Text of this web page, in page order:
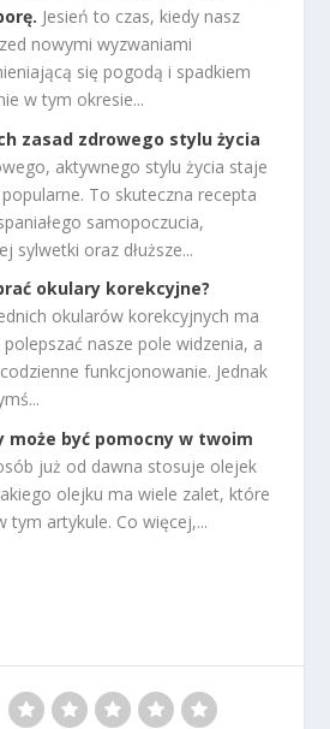
Jesień to czas, kiedy nasz
nowymi wyzwaniami
się pogodą i spadkiem
w tym okresie...
zasad zdrowego stylu życia
aktywnego stylu życia staje
To skuteczna recepta
samopoczucia,
sylwetki oraz dłuższe...
okulary korekcyjne?
okularów korekcyjnych ma
nasze pole widzenia, a
funkcjonowanie. Jednak
może być pomocny w twoim
już od dawna stosuje olejek
olejku ma wiele zalet, które
tym artykule. Co więcej,...